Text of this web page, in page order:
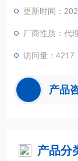
更新时间：
厂商性质：代
访问量：4217
产品
产品分